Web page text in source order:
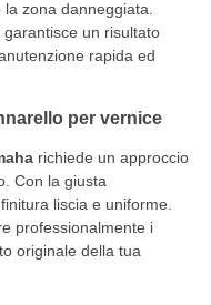
zona danneggiata.
un risultato
rapida ed
per vernice
richiede un approccio
Con la giusta
liscia e uniforme.
professionalmente i
originale della tua